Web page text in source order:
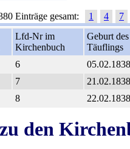
Einträge gesamt: 1 4 7
Lfd-Nr im
Kirchenbuch
Geburt des
Täuflings
6 05.02.1838
7 21.02.1838
8 22.02.1838
den